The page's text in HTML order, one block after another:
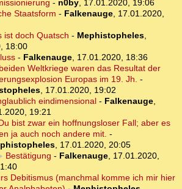
- n0by, 17.01.2020, 19:06
Staatsform - Falkenauge, 17.01.2020,
ist doch Quatsch - Mephistopheles,
18:00
- Falkenauge, 17.01.2020, 18:36
Weltkriege waren das Resultat der
Europas im 19. Jh. -
, 17.01.2020, 19:02
eindimensional- Falkenauge,
19:21
bist zwar ein hoffnungsloser Fall; aber es
ja auch noch andere mit. -
, 17.01.2020, 20:05
Bestätigung - Falkenauge, 17.01.2020,
Debitismus (manchmal komme ich mir hier